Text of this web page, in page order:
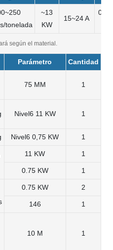
tonelada
~13
KW
15~24 A
0.78
según el material.
Parámetro Cantidad
75 MM 1
Nivel6 11 KW 1
Nivel6 0,75 KW 1
11 KW 1
0.75 KW 1
0.75 KW 2
146 1
10 M 1